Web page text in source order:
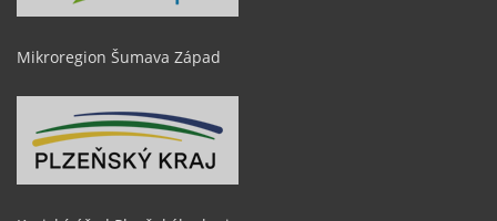
Mikroregion Šumava Západ